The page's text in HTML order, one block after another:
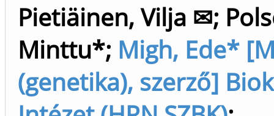
Pietiäinen, Vilja ✉;
Minttu*; Migh, Ede*
(genetika), szerző]